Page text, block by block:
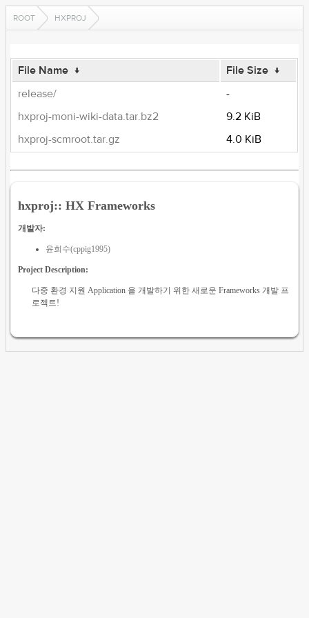
ROOT HXPROJ
File Name ↓ File Size ↓
release/
-
hxproj-moni-wiki-data.tar.bz2
9.2 KiB
hxproj-scmroot.tar.gz
4.0 KiB
hxproj:: HX Frameworks
개발자:
윤희수(cppig1995)
Project Description:
다중 환경 지원 Application 을 개발하기 위한 새로운 Frameworks 개발 프
로젝트!